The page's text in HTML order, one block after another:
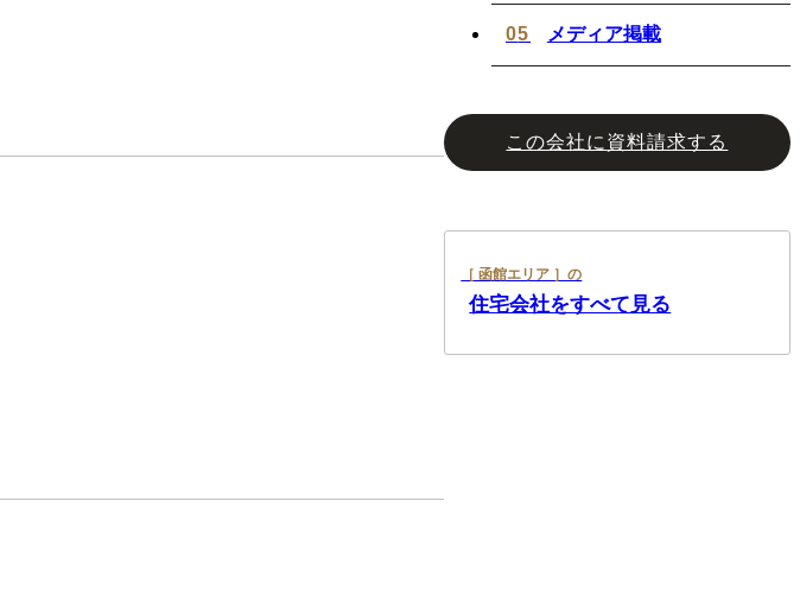
メディア掲載
この会社に 資料請求する
［ 函館エリア ］の
住宅会社をすべて見る